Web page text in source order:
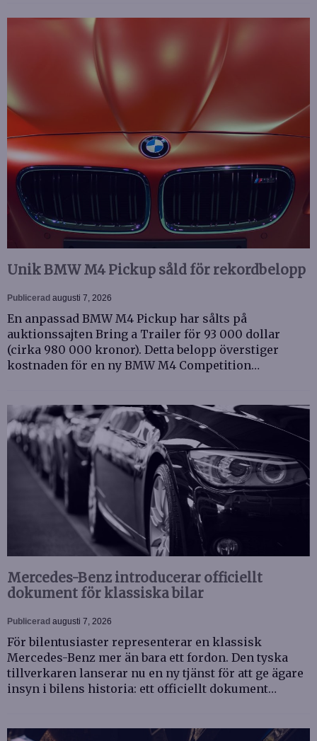
Unik BMW M4 Pickup såld för rekordbelopp
Publicerad augusti 7, 2026
En anpassad BMW M4 Pickup har sålts på
auktionssajten Bring a Trailer för 93 000 dollar
(cirka 980 000 kronor). Detta belopp överstiger
kostnaden för en ny BMW M4 Competition…
Mercedes-Benz introducerar officiellt
dokument för klassiska bilar
Publicerad augusti 7, 2026
För bilentusiaster representerar en klassisk
Mercedes-Benz mer än bara ett fordon. Den tyska
tillverkaren lanserar nu en ny tjänst för att ge ägare
insyn i bilens historia: ett officiellt dokument…